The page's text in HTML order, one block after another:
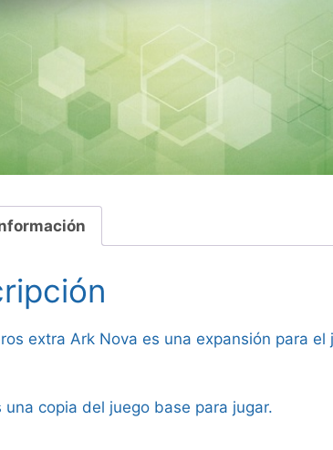
extra Ark Nova es una expansión para
una copia del juego base para jugar.